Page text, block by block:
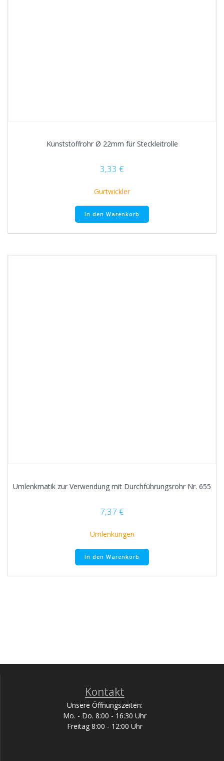
Kunststoffrohr Ø 22mm für Steckleitrolle
3,33 €
Gurtwickler
In den Warenkorb
Umlenkmatik zur Verwendung mit Durchführungsrohr Nr. 655
7,37 €
Umlenkungen
In den Warenkorb
Kontakt
Unsere Öffnungszeiten:
Mo. - Do. 8:00 - 16:30 Uhr
Freitag 8:00 - 12:00 Uhr